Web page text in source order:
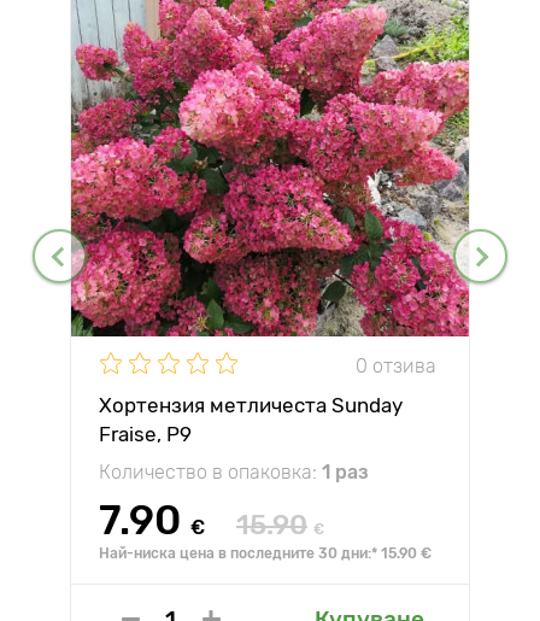
0 отзива
Хортензия метличеста Sunday
Fraise, P9
Количество в опаковка: 1 раз
7.90 € 15.90 €
Най-ниска цена в последните 30 дни:* 15.90 €